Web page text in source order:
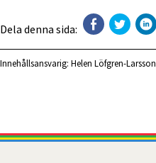
Dela denna sida:
Innehållsansvarig: Helen Löfgren-Larsson